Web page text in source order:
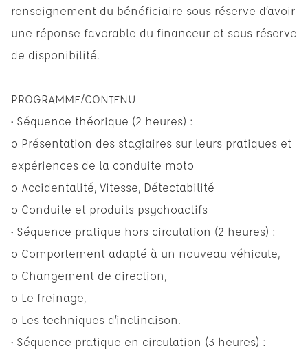
renseignement du bénéficiaire sous réserve d’avoir
une réponse favorable du financeur et sous réserve
de disponibilité.
PROGRAMME/CONTENU
• Séquence théorique (2 heures) :
o Présentation des stagiaires sur leurs pratiques et
expériences de la conduite moto
o Accidentalité, Vitesse, Détectabilité
o Conduite et produits psychoactifs
• Séquence pratique hors circulation (2 heures) :
o Comportement adapté à un nouveau véhicule,
o Changement de direction,
o Le freinage,
o Les techniques d’inclinaison.
• Séquence pratique en circulation (3 heures) :